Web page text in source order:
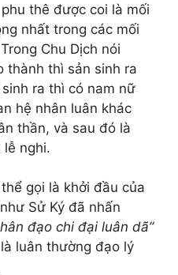
thê được coi là mối
nhất trong các mối
Chu Dịch nói
thành thì sản sinh ra
ra thì có nam nữ
hệ nhân luân khác
thần, và sau đó là
lễ nghi.
gọi là khởi đầu của
Sử Ký đã nhấn
đạo chi đại luân dã”
luân thường đạo lý